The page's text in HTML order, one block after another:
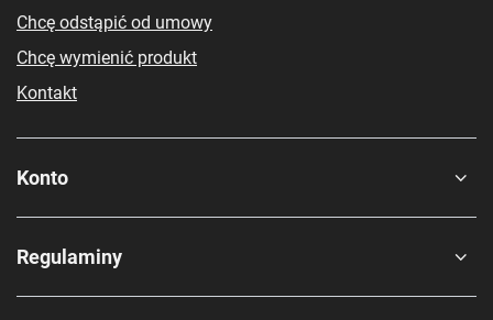
Chcę odstąpić od umowy
Chcę wymienić produkt
Kontakt
Konto
Regulaminy